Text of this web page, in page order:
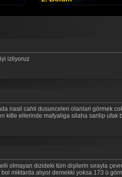
izliyoruz
nasil cahil dusunceleri olanlari görmek
kitle ellerinde mafyaliga silaha sarilip
olmayan dizideki tüm dişilerin sırayla
miktarda alıyor demekki yoksa 173 ü